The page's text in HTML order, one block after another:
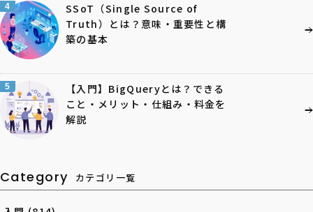
4
SSoT（Single Source of
Truth）とは？意味・重要性と構
築の基本
5
【入門】BigQueryとは？できる
こと・メリット・仕組み・料金を
解説
Category カテゴリ一覧